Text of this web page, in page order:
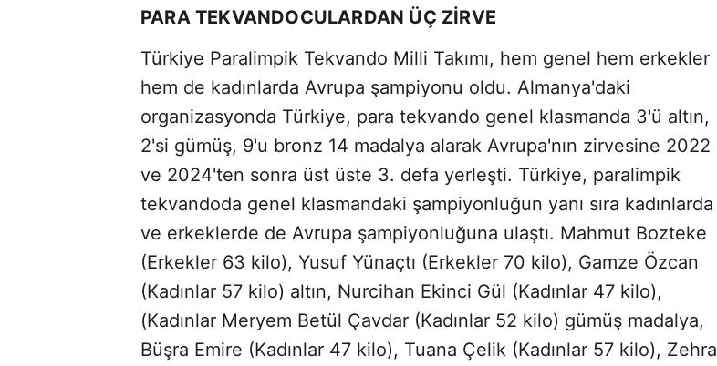
SÖZCÜ SON DAKİKA
PARA TEKVANDOCULARDAN ÜÇ ZİRVE
Türkiye Paralimpik Tekvando Milli Takımı, hem genel hem erkekler
hem de kadınlarda Avrupa şampiyonu oldu. Almanya'daki
organizasyonda Türkiye, para tekvando genel klasmanda 3'ü altın,
2'si gümüş, 9'u bronz 14 madalya alarak Avrupa'nın zirvesine 2022
ve 2024'ten sonra üst üste 3. defa yerleşti. Türkiye, paralimpik
tekvandoda genel klasmandaki şampiyonluğun yanı sıra kadınlarda
ve erkeklerde de Avrupa şampiyonluğuna ulaştı. Mahmut Bozteke
(Erkekler 63 kilo), Yusuf Yünaçtı (Erkekler 70 kilo), Gamze Özcan
(Kadınlar 57 kilo) altın, Nurcihan Ekinci Gül (Kadınlar 47 kilo),
(Kadınlar Meryem Betül Çavdar (Kadınlar 52 kilo) gümüş madalya,
Büşra Emire (Kadınlar 47 kilo), Tuana Çelik (Kadınlar 57 kilo), Zehra